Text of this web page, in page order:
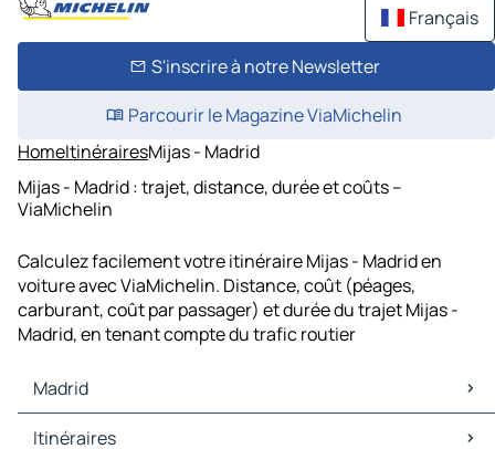
Français
S'inscrire à notre Newsletter
Parcourir le Magazine ViaMichelin
HomeItinérairesMijas - Madrid
Mijas - Madrid : trajet, distance, durée et coûts –
ViaMichelin
Calculez facilement votre itinéraire Mijas - Madrid en
voiture avec ViaMichelin. Distance, coût (péages,
carburant, coût par passager) et durée du trajet Mijas -
Madrid, en tenant compte du trafic routier
Madrid
Madrid Cartes et plans
Itinéraires